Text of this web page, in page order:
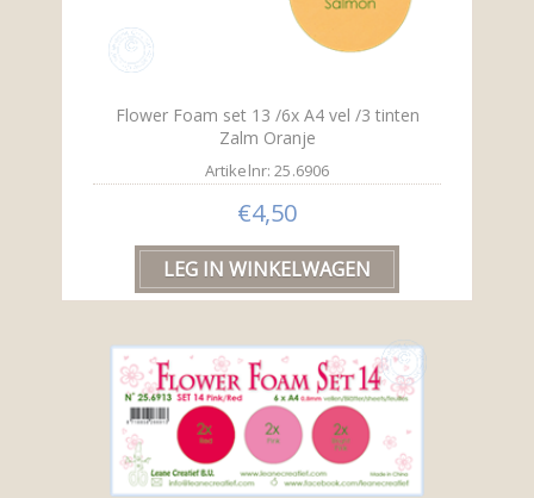
Flower Foam set 13 /6x A4 vel /3 tinten
Zalm Oranje
Artikelnr: 25.6906
€4,50